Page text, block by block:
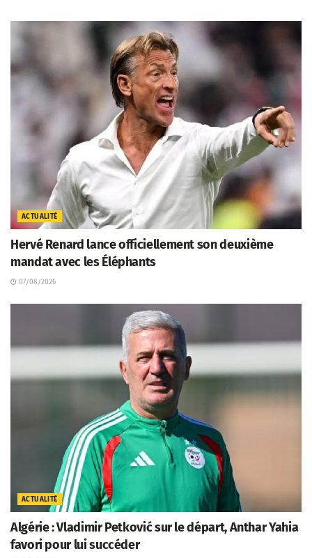
ACTUALITÉ
Hervé Renard lance officiellement son deuxième
mandat avec les Éléphants
07/08/2026
ACTUALITÉ
Algérie : Vladimir Petković sur le départ, Anthar Yahia
favori pour lui succéder